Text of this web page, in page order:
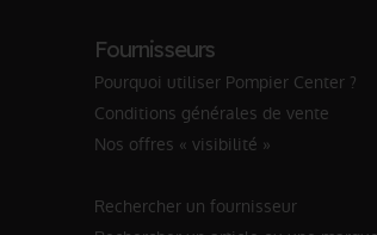
Fournisseurs
Pourquoi utiliser Pompier Center ?
Conditions générales de vente
Nos offres « visibilité »
Rechercher un fournisseur